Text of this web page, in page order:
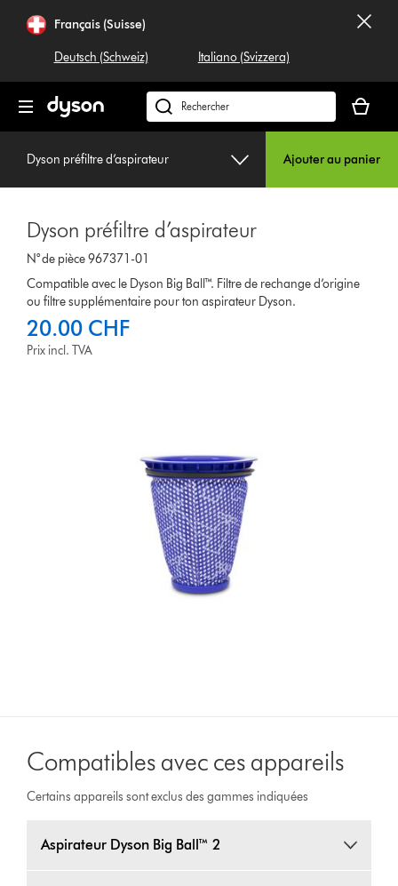
Français (Suisse)
Deutsch (Schweiz) Italiano (Svizzera)
Rechercher
dyson.ch
panier
est
Dyson préfiltre d’aspirateur Ajouter au panier
Dyson préfiltre d’aspirateur
N° de pièce 967371-01
Compatible avec le Dyson Big Ball™. Filtre de rechange d’origine
ou filtre supplémentaire pour ton aspirateur Dyson.
20.00 CHF
Prix incl. TVA
Compatibles avec ces appareils
Certains appareils sont exclus des gammes indiquées
Aspirateur Dyson Big Ball™ 2